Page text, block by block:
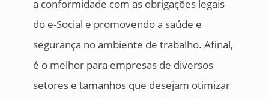
a conformidade com as obrigações legais
do e-Social e promovendo a saúde e
segurança no ambiente de trabalho. Afinal,
é o melhor para empresas de diversos
setores e tamanhos que desejam otimizar